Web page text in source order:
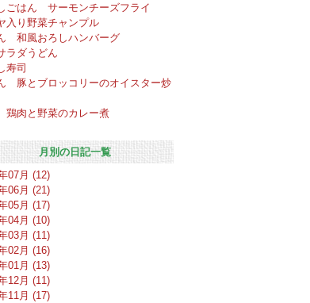
ごはん サーモンチーズフライ
入り野菜チャンプル
和風おろしハンバーグ
ラダうどん
寿司
豚とブロッコリーのオイスター炒
肉と野菜のカレー煮
月別の日記一覧
07月 (12)
06月 (21)
05月 (17)
04月 (10)
03月 (11)
02月 (16)
01月 (13)
12月 (11)
11月 (17)